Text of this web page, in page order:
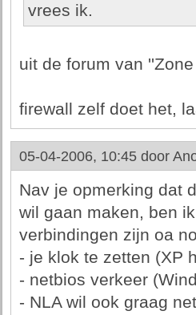
vrees ik.
uit de forum van
firewall zelf doet het,
05-04-2006, 10:45 door
Nav je opmerking dat
wil gaan maken, ben
verbindingen zijn oa
- je klok te zetten (XP
- netbios verkeer
- NLA wil ook graag